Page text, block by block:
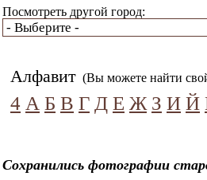
Посмотреть другой город:
Алфавит (Вы можете найти
4 А Б В Г Д Е Ж З И Й
Сохранились фотографии